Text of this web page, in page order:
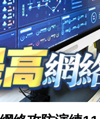
瀋陽鐵西校園閱讀活動
閩粵贛三地漢樂藝術家